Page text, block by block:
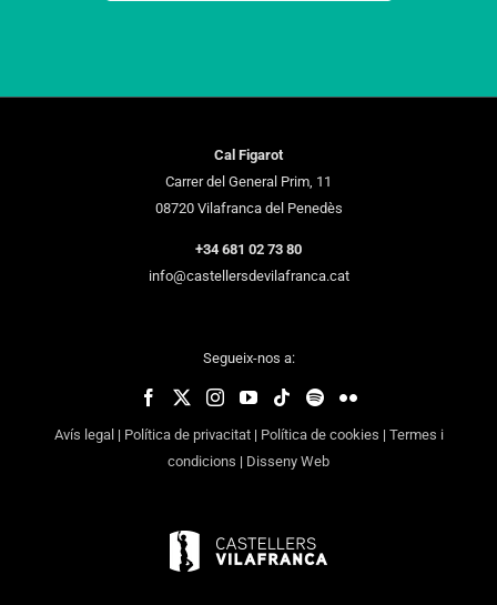
Cal Figarot
Carrer del General Prim, 11
08720 Vilafranca del Penedès
+34 681 02 73 80
info@castellersdevilafranca.cat
Segueix-nos a:
Avís legal| Política de privacitat| Política de cookies | Termes i
condicions | Disseny Web